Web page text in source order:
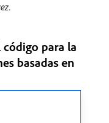
para la
basadas en